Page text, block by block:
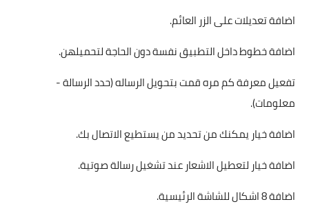
اضافة تعديلات على الزر العائم.
اضافة خطوط داخل التطبيق نفسة دون الحاجة لتحميلهن.
تفعيل معرفة كم مره قمت بتحويل الرساله (حدد الرسالة -
معلومات).
اضافة خيار يمكنك من تحديد من يستطيع الاتصال بك.
اضافة خيار لتعطيل الاشعار عند تشغيل رسالة صوتية.
اضافة 8 اشكال للشاشة الرئيسية.